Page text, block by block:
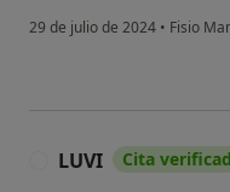
29 de julio de 2024 • Fisio
LUVI Cita